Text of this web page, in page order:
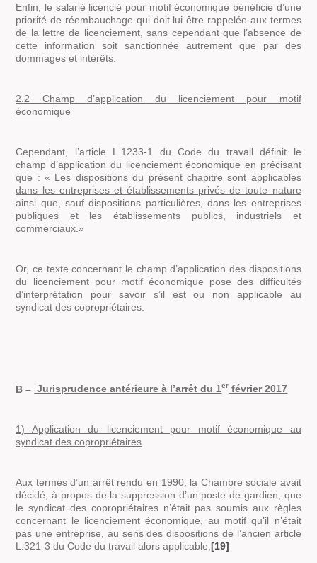
Enfin, le salarié licencié pour motif économique bénéficie d’une
priorité de réembauchage qui doit lui être rappelée aux termes
de la lettre de licenciement, sans cependant que l’absence de
cette information soit sanctionnée autrement que par des
dommages et intérêts.
2.2 Champ d’application du licenciement pour motif
économique
Cependant, l’article L.1233-1 du Code du travail définit le
champ d’application du licenciement économique en précisant
que :« Les dispositions du présent chapitre sont applicables
dans les entreprises et établissements privés de toute nature
ainsi que, sauf dispositions particulières, dans les entreprises
publiques et les établissements publics, industriels et
commerciaux.»
Or, ce texte concernant le champ d’application des dispositions
du licenciement pour motif économique pose des difficultés
d’interprétation pour savoir s’il est ou non applicable au
syndicat des copropriétaires.
B – Jurisprudence antérieure à l’arrêt du 1erfévrier 2017
1) Application du licenciement pour motif économique au
syndicat des copropriétaires
Aux termes d’un arrêt rendu en 1990, la Chambre sociale avait
décidé, à propos de la suppression d’un poste de gardien, que
le syndicat des copropriétaires n’était pas soumis aux règles
concernant le licenciement économique, au motif qu’il n’était
pas une entreprise, au sens des dispositions de l’ancien article
L.321-3 du Code du travail alors applicable,[19]